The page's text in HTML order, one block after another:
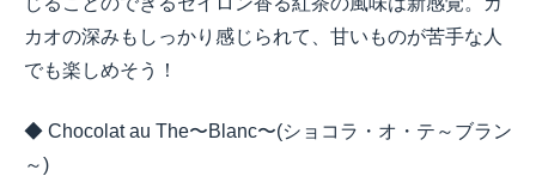
カオの深みもしっかり感じられて、甘いものが苦手な人
でも楽しめそう！
◆ Chocolat au The〜Blanc〜(ショコラ・オ・テ～ブラン
～)